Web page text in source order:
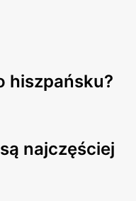
hiszpańsku?
najczęściej